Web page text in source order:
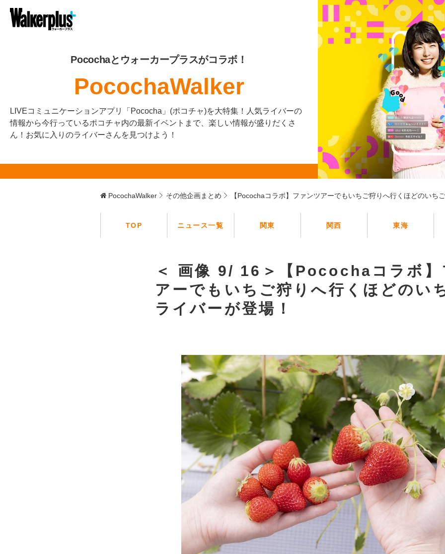
Pocochaとウォーカープラスがコラボ！
PocochaWalker
LIVEコミュニケーションアプリ「Pococha」(ポコチャ)を大特集！人気ライバーの
情報から今行っているポコチャ内の最新イベントまで、楽しい情報が盛りだくさ
ん！お気に入りのライバーさんを見つけよう！
PocochaWalker その他企画まとめ 【Pocochaコラボ】ファンツアーでもいちご狩りへ行くほどのいち
TOP ニュース一覧 関東 関西 東海
＜ 画像 9/ 16＞【Pocochaコラボ】
アーでもいちご狩りへ行くほどのい
ライバーが登場！